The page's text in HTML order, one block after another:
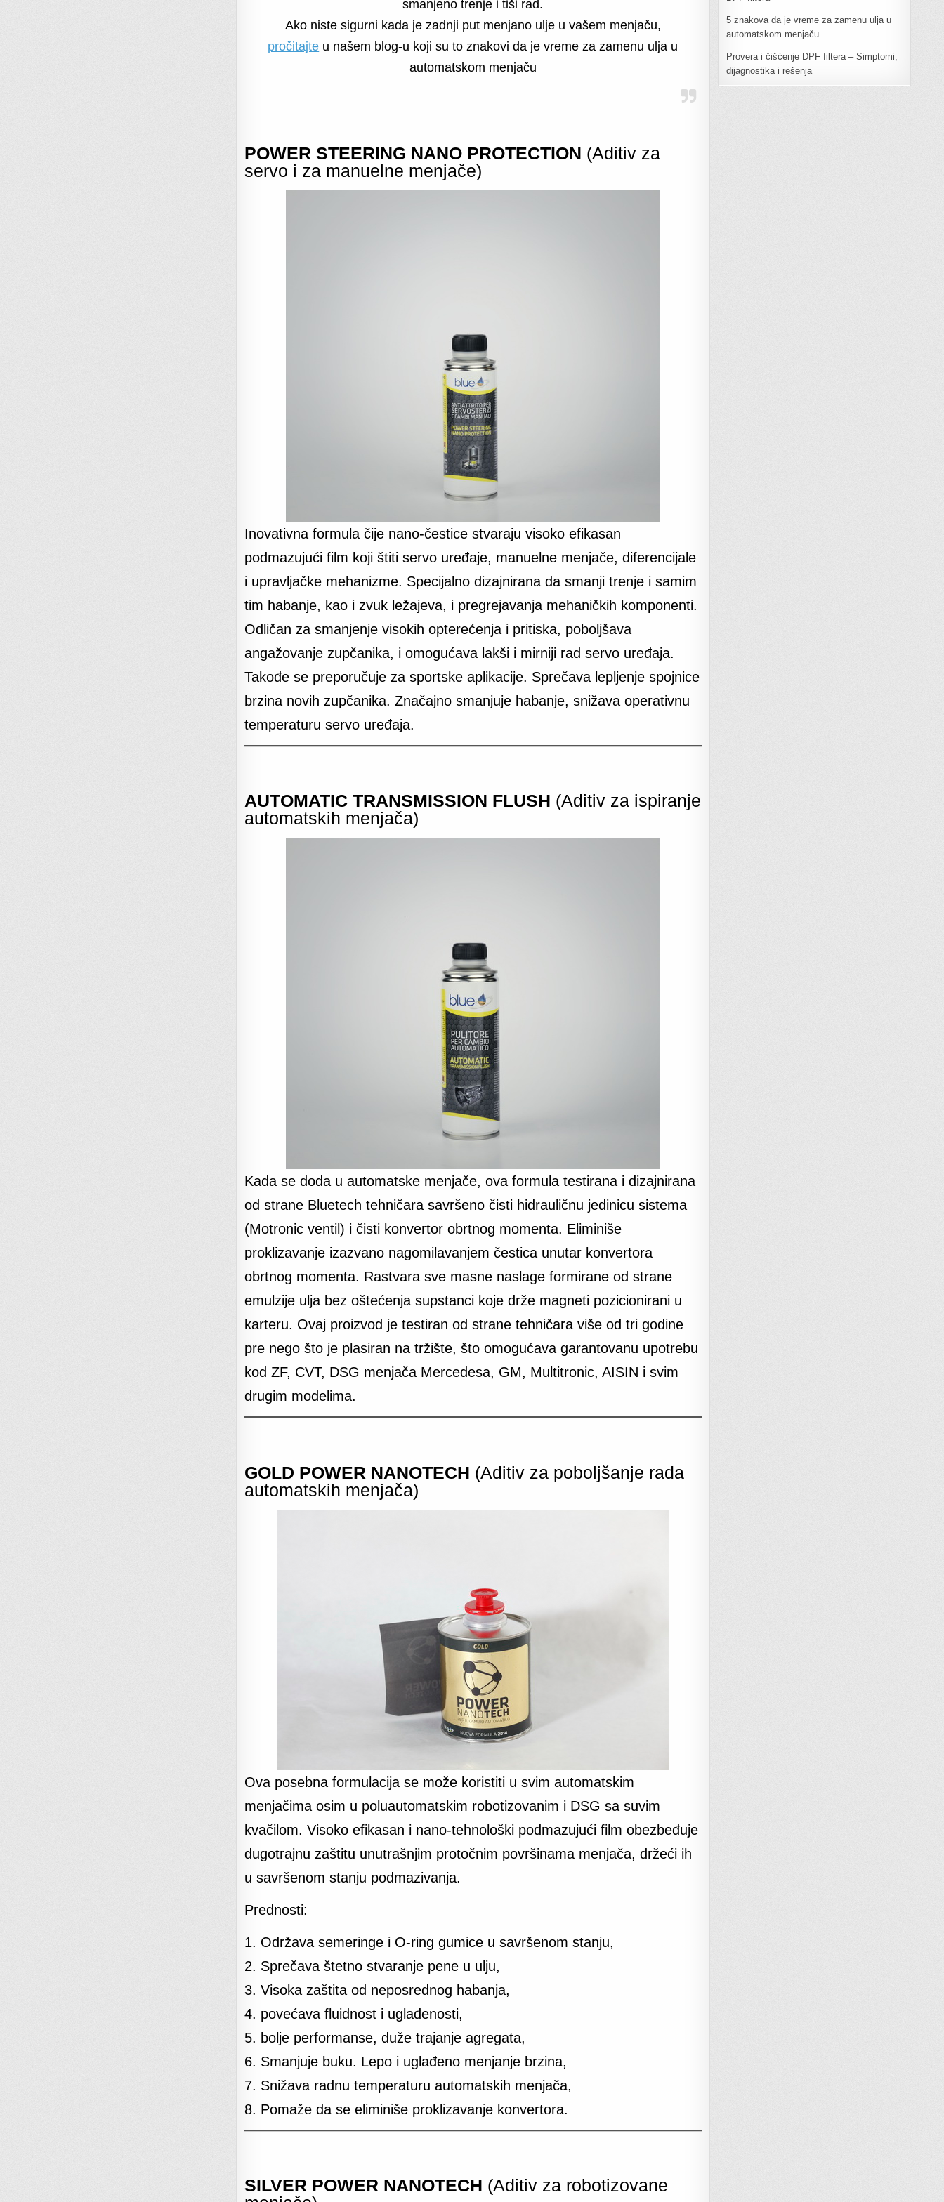
smanjeno trenje i tiši rad.
Ako niste sigurni kada je zadnji put menjano ulje u vašem menjaču,
pročitajte u našem blog-u koji su to znakovi da je vreme za zamenu ulja u
automatskom menjaču
POWER STEERING NANO PROTECTION (Aditiv za
servo i za manuelne menjače)
Inovativna formula čije nano-čestice stvaraju visoko efikasan
podmazujući film koji štiti servo uređaje, manuelne menjače, diferencijale
i upravljačke mehanizme. Specijalno dizajnirana da smanji trenje i samim
tim habanje, kao i zvuk ležajeva, i pregrejavanja mehaničkih komponenti.
Odličan za smanjenje visokih opterećenja i pritiska, poboljšava
angažovanje zupčanika, i omogućava lakši i mirniji rad servo uređaja.
Takođe se preporučuje za sportske aplikacije. Sprečava lepljenje spojnice
brzina novih zupčanika. Značajno smanjuje habanje, snižava operativnu
temperaturu servo uređaja.
AUTOMATIC TRANSMISSION FLUSH (Aditiv za ispiranje
automatskih menjača)
Kada se doda u automatske menjače, ova formula testirana i dizajnirana
od strane Bluetech tehničara savršeno čisti hidrauličnu jedinicu sistema
(Motronic ventil) i čisti konvertor obrtnog momenta. Eliminiše
proklizavanje izazvano nagomilavanjem čestica unutar konvertora
obrtnog momenta. Rastvara sve masne naslage formirane od strane
emulzije ulja bez oštećenja supstanci koje drže magneti pozicionirani u
karteru. Ovaj proizvod je testiran od strane tehničara više od tri godine
pre nego što je plasiran na tržište, što omogućava garantovanu upotrebu
kod ZF, CVT, DSG menjača Mercedesa, GM, Multitronic, AISIN i svim
drugim modelima.
GOLD POWER NANOTECH (Aditiv za poboljšanje rada
automatskih menjača)
Ova posebna formulacija se može koristiti u svim automatskim
menjačima osim u poluautomatskim robotizovanim i DSG sa suvim
kvačilom. Visoko efikasan i nano-tehnološki podmazujući film obezbeđuje
dugotrajnu zaštitu unutrašnjim protočnim površinama menjača, držeći ih
u savršenom stanju podmazivanja.
Prednosti:
1. Održava semeringe i O-ring gumice u savršenom stanju,
2. Sprečava štetno stvaranje pene u ulju,
3. Visoka zaštita od neposrednog habanja,
4. povećava fluidnost i uglađenosti,
5. bolje performanse, duže trajanje agregata,
6. Smanjuje buku. Lepo i uglađeno menjanje brzina,
7. Snižava radnu temperaturu automatskih menjača,
8. Pomaže da se eliminiše proklizavanje konvertora.
SILVER POWER NANOTECH (Aditiv za robotizovane
5 znakova da je vreme za zamenu ulja u
automatskom menjaču
Provera i čišćenje DPF filtera – Simptomi,
dijagnostika i rešenja